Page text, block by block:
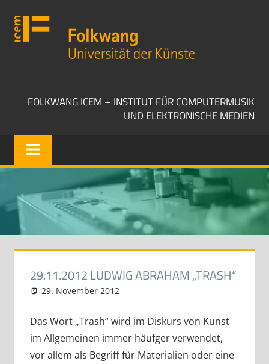
Inhalt
springen
FOLKWANG ICEM – INSTITUT FÜR COMPUTERMUSIK
UND ELEKTRONISCHE MEDIEN
Folkwang
Universität
29.11.2012 LUDWIG ABRAHAM „TRASH“
29. November 2012
Das Wort „Trash“ wird im Diskurs von Kunst
im Allgemeinen immer häufger verwendet,
vor allem als Begriff für Materialien oder eine